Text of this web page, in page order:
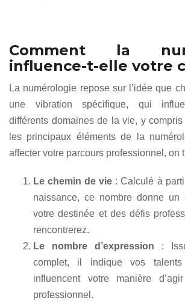
Comment la
influence-t-elle votre
La numérologie repose sur l’idée que
une vibration spécifique, qui
différents domaines de la vie, y
les principaux éléments de la
affecter votre parcours professionnel, on
Le chemin de vie : Calculé à
naissance, ce nombre donne un
votre destinée et des défis
rencontrerez.
Le nombre d’expression :
complet, il indique vos
influencent votre manière
professionnel.